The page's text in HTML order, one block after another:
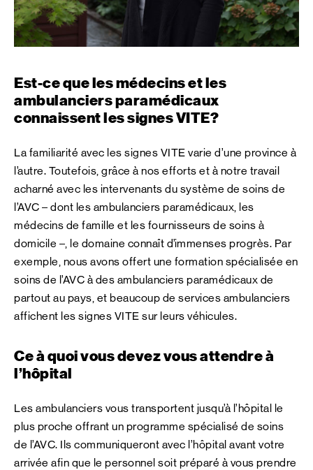
Est-ce que les médecins et les
ambulanciers paramédicaux
connaissent les signes VITE?
La familiarité avec les signes VITE varie d’une province à
l’autre. Toutefois, grâce à nos efforts et à notre travail
acharné avec les intervenants du système de soins de
l’AVC – dont les ambulanciers paramédicaux, les
médecins de famille et les fournisseurs de soins à
domicile –, le domaine connaît d’immenses progrès. Par
exemple, nous avons offert une formation spécialisée en
soins de l’AVC à des ambulanciers paramédicaux de
partout au pays, et beaucoup de services ambulanciers
affichent les signes VITE sur leurs véhicules.
Ce à quoi vous devez vous attendre à
l’hôpital
Les ambulanciers vous transportent jusqu’à l’hôpital le
plus proche offrant un programme spécialisé de soins
de l’AVC. Ils communiqueront avec l’hôpital avant votre
arrivée afin que le personnel soit préparé à vous prendre